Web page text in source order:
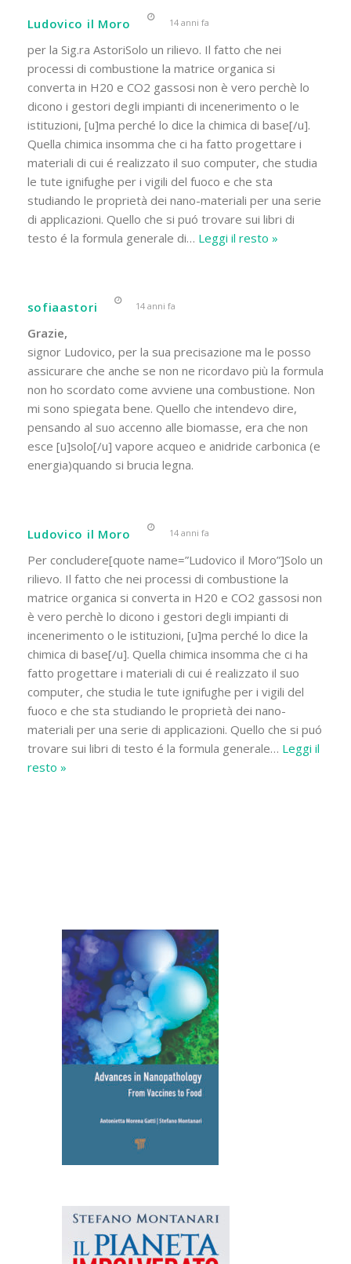
Ludovico il Moro 14 anni fa
per la Sig.ra AstoriSolo un rilievo. Il fatto che nei
processi di combustione la matrice organica si
converta in H20 e CO2 gassosi non è vero perchè lo
dicono i gestori degli impianti di incenerimento o le
istituzioni, [u]ma perché lo dice la chimica di base[/u].
Quella chimica insomma che ci ha fatto progettare i
materiali di cui é realizzato il suo computer, che studia
le tute ignifughe per i vigili del fuoco e che sta
studiando le proprietà dei nano-materiali per una serie
di applicazioni. Quello che si puó trovare sui libri di
testo é la formula generale di… Leggi il resto »
sofiaastori 14 anni fa
Grazie,
signor Ludovico, per la sua precisazione ma le posso
assicurare che anche se non ne ricordavo più la formula
non ho scordato come avviene una combustione. Non
mi sono spiegata bene. Quello che intendevo dire,
pensando al suo accenno alle biomasse, era che non
esce [u]solo[/u] vapore acqueo e anidride carbonica (e
energia)quando si brucia legna.
Ludovico il Moro 14 anni fa
Per concludere[quote name=”Ludovico il Moro”]Solo un
rilievo. Il fatto che nei processi di combustione la
matrice organica si converta in H20 e CO2 gassosi non
è vero perchè lo dicono i gestori degli impianti di
incenerimento o le istituzioni, [u]ma perché lo dice la
chimica di base[/u]. Quella chimica insomma che ci ha
fatto progettare i materiali di cui é realizzato il suo
computer, che studia le tute ignifughe per i vigili del
fuoco e che sta studiando le proprietà dei nano-
materiali per una serie di applicazioni. Quello che si puó
trovare sui libri di testo é la formula generale… Leggi il
resto »